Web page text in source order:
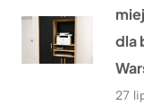
dla
27